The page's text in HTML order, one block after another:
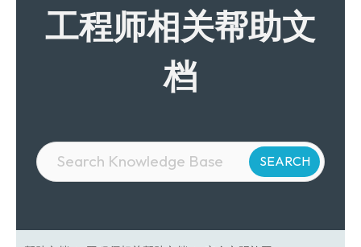
工程师相关帮助文
档